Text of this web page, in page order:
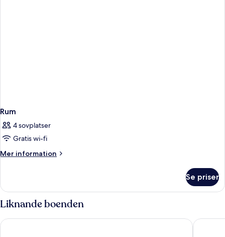
Rum
4 sovplatser
Gratis wi-fi
Mer information
Mer
Se priser
Liknande boenden
Senza Grand Santana Hotel Blue